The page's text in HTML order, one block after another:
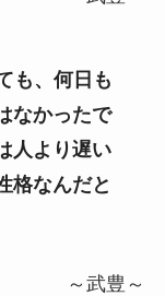
も、何日も
なかったで
人より遅い
格なんだと
～武豊～